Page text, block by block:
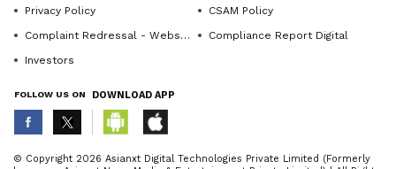
ಮಾರ್ಪಾಡು ಮಾಡಲಾಗಿದೆ. ತನ್ನ ಸುತ್ತಲಿನ ಜನರಿಂದ
ಬೆಪ್ಪತಕ್ಕಡಿ ಎಂದು ಬೈಯಿಸಿಕೊಳ್ಳುವ ಅಪ್ಪಟ ಕಾಯಕ ಜೀವಿ,
ಹಳ್ಳಿ ಹೈದನೊಬ್ಬನ ಕಥೆಯಿದು. ಸರಳ ಸುಂದರ ಬದುಕನ್ನು
ABOUT THE AUTHOR
Privacy Policy
CSAM Policy
Complaint Redressal - Website
Compliance Report Digital
Investors
FOLLOW US ON DOWNLOAD APP
© Copyright 2026 Asianxt Digital Technologies Private Limited (Formerly